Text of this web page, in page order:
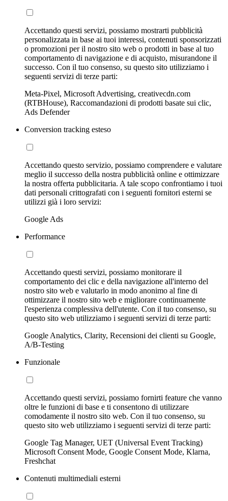
Accettando questi servizi, possiamo mostrarti pubblicità
personalizzata in base ai tuoi interessi, contenuti sponsorizzati
o promozioni per il nostro sito web o prodotti in base al tuo
comportamento di navigazione e di acquisto, misurandone il
successo. Con il tuo consenso, su questo sito utilizziamo i
seguenti servizi di terze parti:
Meta-Pixel, Microsoft Advertising, creativecdn.com
(RTBHouse), Raccomandazioni di prodotti basate sui clic,
Ads Defender
Conversion tracking esteso
Accettando questo servizio, possiamo comprendere e valutare
meglio il successo della nostra pubblicità online e ottimizzare
la nostra offerta pubblicitaria. A tale scopo confrontiamo i tuoi
dati personali crittografati con i seguenti fornitori esterni se
utilizzi già i loro servizi:
Google Ads
Performance
Accettando questi servizi, possiamo monitorare il
comportamento dei clic e della navigazione all'interno del
nostro sito web e valutarlo in modo anonimo al fine di
ottimizzare il nostro sito web e migliorare continuamente
l'esperienza complessiva dell'utente. Con il tuo consenso, su
questo sito web utilizziamo i seguenti servizi di terze parti:
Google Analytics, Clarity, Recensioni dei clienti su Google,
A/B-Testing
Funzionale
Accettando questi servizi, possiamo fornirti feature che vanno
oltre le funzioni di base e ti consentono di utilizzare
comodamente il nostro sito web. Con il tuo consenso, su
questo sito web utilizziamo i seguenti servizi di terze parti:
Google Tag Manager, UET (Universal Event Tracking)
Microsoft Consent Mode, Google Consent Mode, Klarna,
Freshchat
Contenuti multimediali esterni